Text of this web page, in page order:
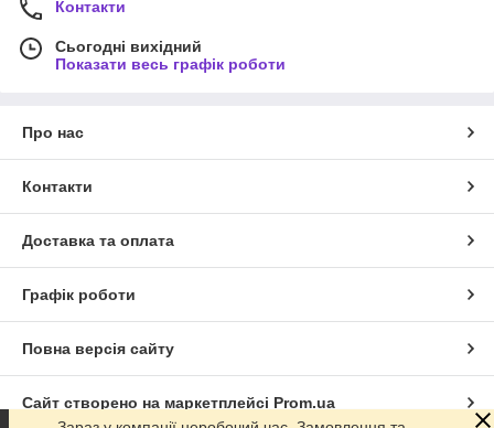
Контакти
Сьогодні вихідний
Показати весь графік роботи
Про нас
Контакти
Доставка та оплата
Графік роботи
Повна версія сайту
Сайт створено на маркетплейсі Prom.ua